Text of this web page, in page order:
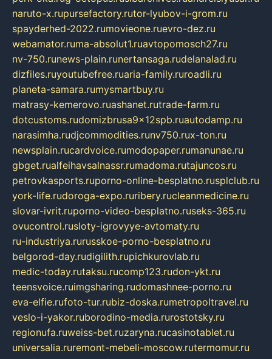
naruto-x.rupursefactory.rutor-lyubov-i-grom.ru
spayderhed-2022.rumovieone.ruevro-dez.ru
webamator.ruma-absolut1.ruavtopomosch27.ru
nv-750.runews-plain.runertansaga.rudelanalad.ru
dizfiles.ruyoutubefree.ruaria-family.ruroadli.ru
planeta-samara.rumysmartbuy.ru
matrasy-kemerovo.ruashanet.rutrade-farm.ru
dotcustoms.rudomizbrusa9x12spb.ruautodamp.ru
narasimha.rudjcommodities.runv750.rux-ton.ru
newsplain.rucardvoice.rumodopaper.rumanunae.ru
gbget.rualfeihavsalnassr.rumadoma.rutajuncos.ru
petrovkasports.ruporno-online-besplatno.rusplclub.ru
york-life.rudoroga-expo.ruribery.rucleanmedicine.ru
slovar-ivrit.ruporno-video-besplatno.ruseks-365.ru
ovucontrol.rusloty-igrovyye-avtomaty.ru
ru-industriya.rurusskoe-porno-besplatno.ru
belgorod-day.rudigilith.rupichkurovlab.ru
medic-today.rutaksu.rucomp123.rudon-ykt.ru
teensvoice.ruimgsharing.rudomashnee-porno.ru
eva-elfie.rufoto-tur.rubiz-doska.rumetropoltravel.ru
veslo-i-yakor.ruborodino-media.rurostotsky.ru
regionufa.ruweiss-bet.ruzaryna.rucasinotablet.ru
universalia.ruremont-mebeli-moscow.rutermomur.ru